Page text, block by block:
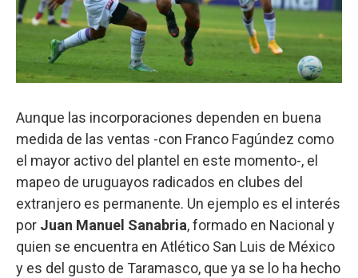
Aunque las incorporaciones dependen en buena
medida de las ventas -con Franco Fagúndez como
el mayor activo del plantel en este momento-, el
mapeo de uruguayos radicados en clubes del
extranjero es permanente. Un ejemplo es el interés
por Juan Manuel Sanabria, formado en Nacional y
quien se encuentra en Atlético San Luis de México
y es del gusto de Taramasco, que ya se lo ha hecho